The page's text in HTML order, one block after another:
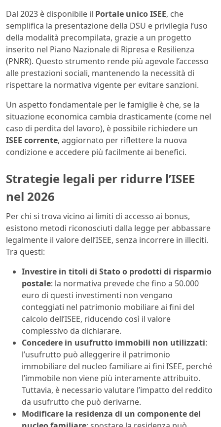
Dal 2023 è disponibile il Portale unico ISEE, che
semplifica la presentazione della DSU e privilegia l’uso
della modalità precompilata, grazie a un progetto
inserito nel Piano Nazionale di Ripresa e Resilienza
(PNRR). Questo strumento rende più agevole l’accesso
alle prestazioni sociali, mantenendo la necessità di
rispettare la normativa vigente per evitare sanzioni.
Un aspetto fondamentale per le famiglie è che, se la
situazione economica cambia drasticamente (come nel
caso di perdita del lavoro), è possibile richiedere un
ISEE corrente, aggiornato per riflettere la nuova
condizione e accedere più facilmente ai benefici.
Strategie legali per ridurre l’ISEE
nel 2026
Per chi si trova vicino ai limiti di accesso ai bonus,
esistono metodi riconosciuti dalla legge per abbassare
legalmente il valore dell’ISEE, senza incorrere in illeciti.
Tra questi:
Investire in titoli di Stato o prodotti di risparmio
postale: la normativa prevede che fino a 50.000
euro di questi investimenti non vengano
conteggiati nel patrimonio mobiliare ai fini del
calcolo dell’ISEE, riducendo così il valore
complessivo da dichiarare.
Concedere in usufrutto immobili non utilizzati:
l’usufrutto può alleggerire il patrimonio
immobiliare del nucleo familiare ai fini ISEE, perché
l’immobile non viene più interamente attribuito.
Tuttavia, è necessario valutare l’impatto del reddito
da usufrutto che può derivarne.
Modificare la residenza di un componente del